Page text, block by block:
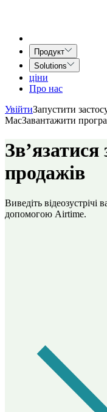
Продукт
Solutions
ціни
Про нас
УвійтиЗапустити
MacЗавантажити
Зв’язатися
продажів
Виведіть
допомогою Airtime.